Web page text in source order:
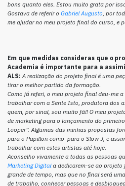
bons quanto eles. Estou muito grata por
Gostava de referir o Gabriel Augusto, por
me ajudar no meu projeto final do curso, e
Em que medidas consideras que o
Academia é importante para a
ALS: A realização do projeto final é uma
tirar o melhor partido da formação.
Como já referi, o meu projeto final deu-me
trabalhar com a Sente Isto, produtora dos
quem, por sinal, sou muito fã!! O meu
de marketing para o lançamento do
Looper”. Algumas das minhas propostas
para o Papillon como para o Slow J, e
trabalhar com estes artistas até hoje.
Aconselho vivamente a todas as pessoas
Marketing Digital a dedicarem-se ao
grande de tempo, mas que no final será
de trabalho, conhecer pessoas e